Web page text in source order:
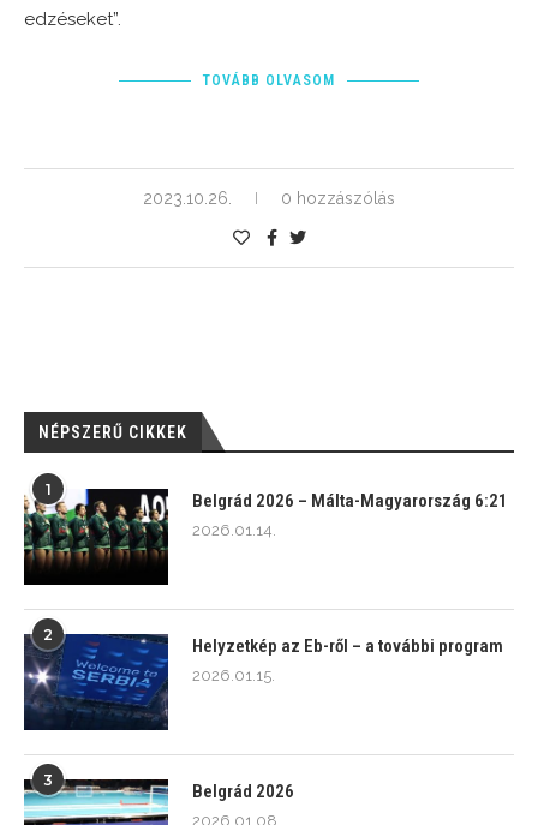
edzéseket”.
TOVÁBB OLVASOM
2023.10.26. 0 hozzászólás
NÉPSZERŰ CIKKEK
1
Belgrád 2026 – Málta-Magyarország 6:21
2026.01.14.
2
Helyzetkép az Eb-ről – a további program
2026.01.15.
3
Belgrád 2026
2026.01.08.